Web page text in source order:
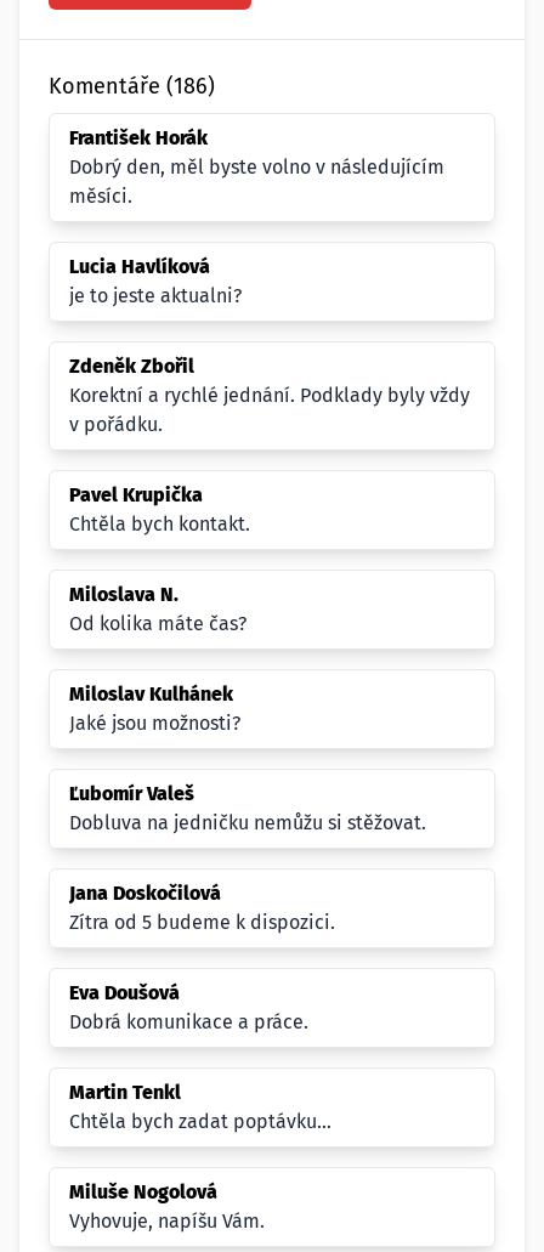
Komentáře (186)
František Horák
Dobrý den, měl byste volno v následujícím
měsíci.
Lucia Havlíková
je to jeste aktualni?
Zdeněk Zbořil
Korektní a rychlé jednání. Podklady byly vždy
v pořádku.
Pavel Krupička
Chtěla bych kontakt.
Miloslava N.
Od kolika máte čas?
Miloslav Kulhánek
Jaké jsou možnosti?
Ľubomír Valeš
Dobluva na jedničku nemůžu si stěžovat.
Jana Doskočilová
Zítra od 5 budeme k dispozici.
Eva Doušová
Dobrá komunikace a práce.
Martin Tenkl
Chtěla bych zadat poptávku...
Miluše Nogolová
Vyhovuje, napíšu Vám.